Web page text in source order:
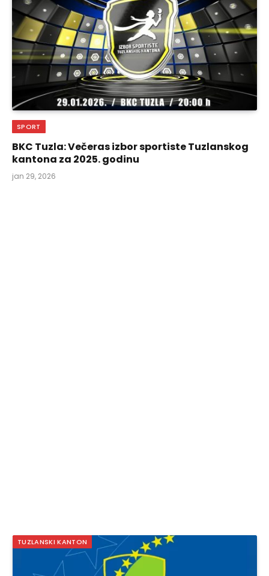
SPORT
BKC Tuzla: Večeras izbor sportiste Tuzlanskog
kantona za 2025. godinu
jan 29, 2026
TUZLANSKI KANTON